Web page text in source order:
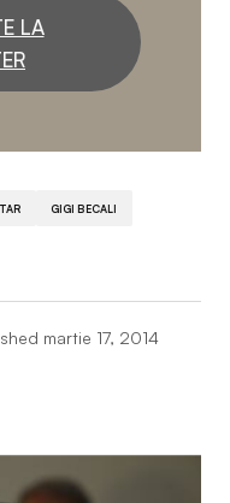
LA
GIGI BECALI
martie 17, 2014